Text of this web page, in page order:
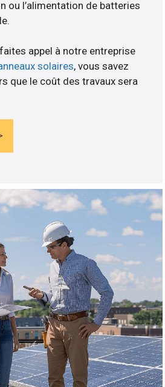
ou l’alimentation de batteries
appel à notre entreprise
solaires, vous savez
que le coût des travaux sera